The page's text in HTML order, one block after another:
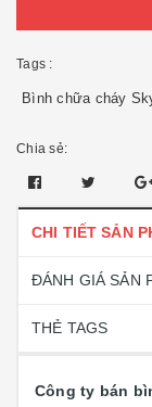
Tags :
Bình chữa cháy
Chia sẻ:
CHI TIẾT SẢN
ĐÁNH GIÁ SẢN
THẺ TAGS
Công ty bán